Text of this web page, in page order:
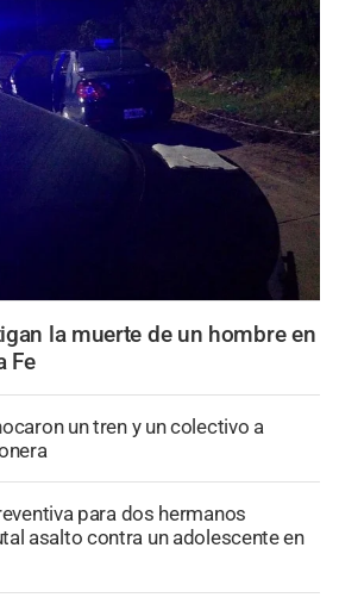
la muerte de un hombre en
Fe
un tren y un colectivo a
para dos hermanos
asalto contra un adolescente en